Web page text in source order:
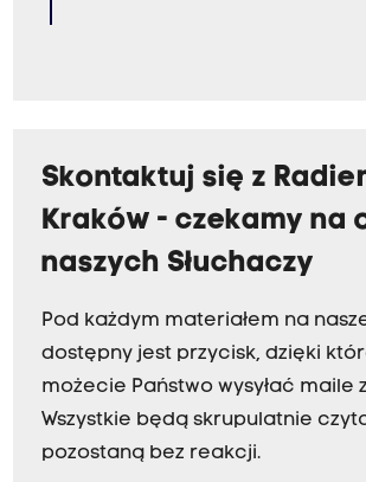
Skontaktuj się z
Kraków - czekamy na
naszych Słuchaczy
Pod każdym materiałem na
dostępny jest przycisk, dzięki
możecie Państwo wysyłać maile
Wszystkie będą skrupulatnie
pozostaną bez reakcji.